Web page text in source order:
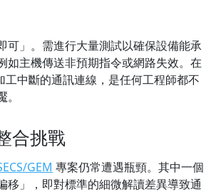
可」。需進行大量測試以確保設備能承
如主機傳送非預期指令或網路失效。在
工中斷的通訊連線，是任何工程師都不
合挑戰
GEM 專案仍常遭遇瓶頸。其中一個
移」，即對標準的細微解讀差異導致通